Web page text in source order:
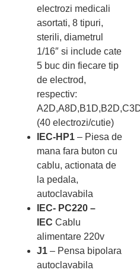
electrozi medicali
asortati, 8 tipuri,
sterili, diametrul
1/16″ si include cate
5 buc din fiecare tip
de electrod,
respectiv:
(40 electrozi/cutie)
IEC-HP1 – Piesa de
mana fara buton cu
cablu, actionata de
la pedala,
autoclavabila
IEC- PC220 –
IEC Cablu
alimentare 220v
J1 – Pensa bipolara
autoclavabila